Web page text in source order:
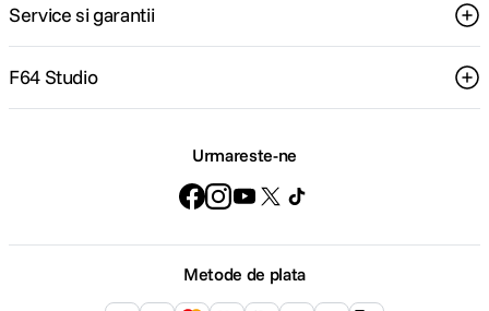
Service si garantii
F64 Studio
Urmareste-ne
Metode de plata